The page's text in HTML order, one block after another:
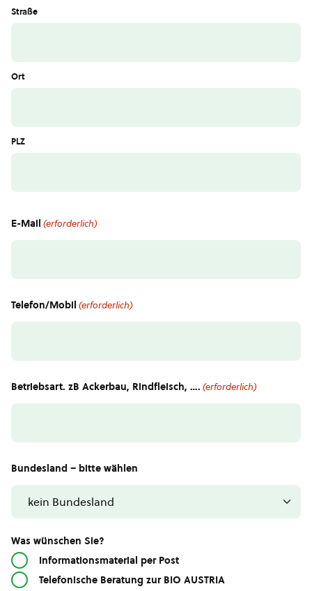
Straße
Ort
PLZ
E-Mail (erforderlich)
Telefon/Mobil (erforderlich)
Betriebsart. zB Ackerbau, Rindfleisch, …. (erforderlich)
Bundesland – bitte wählen
Was wünschen Sie?
Informationsmaterial per Post
Telefonische Beratung zur BIO AUSTRIA